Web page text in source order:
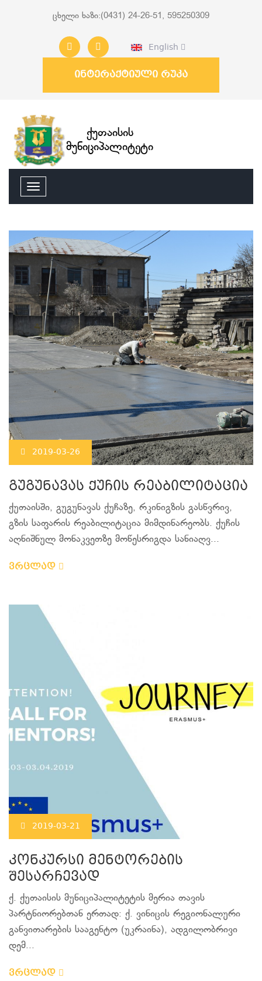
ცხელი ხაზი:(0431) 24-26-51, 595250309
English
ინტერაქტიული რუკა
ქუთაისის
მუნიციპალიტეტი
2019-03-26
გუგუნავას ქუჩის რეაბილიტაცია
ქუთაისში, გუგუნავას ქუჩაზე, რკინიგზის გასწვრივ,
გზის საფარის რეაბილიტაცია მიმდინარეობს. ქუჩის
აღნიშნულ მონაკვეთზე მოწესრიგდა სანიაღვ...
ვრცლად
2019-03-21
კონკურსი მენტორების
შესარჩევად
ქ. ქუთაისის მუნიციპალიტეტის მერია თავის
პარტნიორებთან ერთად: ქ. ვინიცის რეგიონალური
განვითარების სააგენტო (უკრაინა), ადგილობრივი
დემ...
ვრცლად